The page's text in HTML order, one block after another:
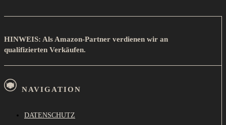
HINWEIS: Als Amazon-Partner verdienen wir an
qualifizierten Verkäufen.
NAVIGATION
DATENSCHUTZ